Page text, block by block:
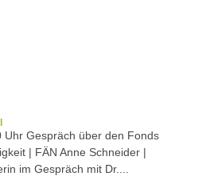
Uhr Gespräch über den Fonds
| FÄN Anne Schneider |
im Gespräch mit Dr....